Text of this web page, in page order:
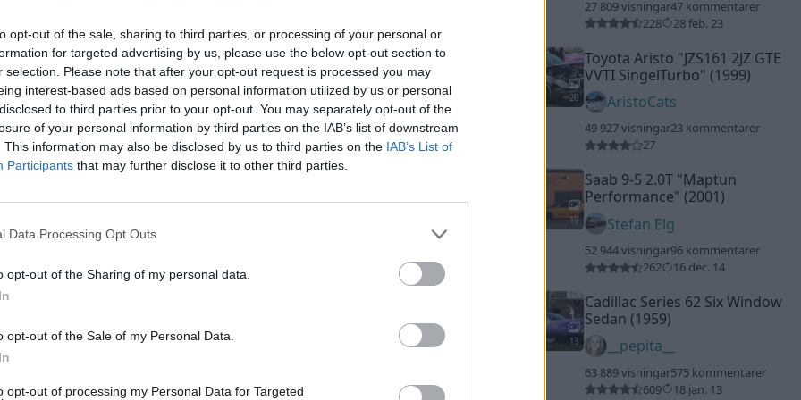
opt-out of the sale, sharing to third parties, or processing of your personal or
for targeted advertising by us, please use the below opt-out section to
selection. Please note that after your opt-out request is processed you may
interest-based ads based on personal information utilized by us or personal
to third parties prior to your opt-out. You may separately opt-out of the
of your personal information by third parties on the IAB’s list of downstream
This information may also be disclosed by us to third parties on the IAB’s List of
Participants that may further disclose it to other third parties.
Data Processing Opt Outs
opt-out of the Sharing of my personal data.
opt-out of the Sale of my Personal Data.
opt-out of processing my Personal Data for Targeted
Skapa konto
27 809 visningar47 kommentarer
228
28 feb. 23
20
Toyota Aristo "JZS161 2JZ GTE
VVTI SingelTurbo" (1999)
AristoCats
49 927 visningar23 kommentarer
27
19
Saab 9-5 2.0T "Maptun
Performance" (2001)
Stefan Elg
52 944 visningar96 kommentarer
262
16 dec. 14
13
Cadillac Series 62 Six Window
Sedan (1959)
__pepita__
63 889 visningar575 kommentarer
609
18 jan. 13